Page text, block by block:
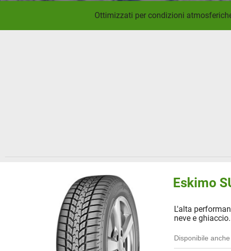
Ottimizzati per condizioni
Eskimo
L'alta
neve e ghiaccio.
Disponibile anche